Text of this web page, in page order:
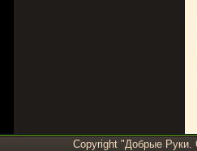
Copyright "Добрые Руки.